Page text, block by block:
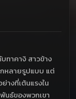
ทาคางิ สาวข้าง
หลายรูปแบบ แต่
างที่เต้นแรงใน
นธ์ของพวกเขา